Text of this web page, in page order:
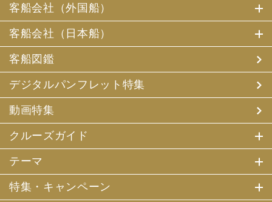
配及びそれらのサービスの受領のための手続、また旅行代
きます。
その他、当社は、
(1) 当社及び当社の提携する企業の商品やサービス、キャ
ンペーンのご案内
(2) 旅行参加後のご意見やご感想の提供のお願い
(3) アンケートのお願い
(4) 特典サービスの提供
(5) 統計資料の作成
にお客様の個人情報を利用させていただくことがありま
す。
個人情報について、本人確認、本人との連絡その他、採
す。
客船会社（外国船）
客船会社（日本船）
客船図鑑
デジタルパンフレット特集
動画特集
クルーズガイド
テーマ
特集・キャンペーン